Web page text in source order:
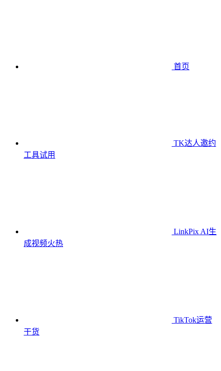
首页
TK达人邀约
工具试用
LinkPix AI生
成视频火热
TikTok运营
干货